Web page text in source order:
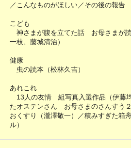
／こんなものがほしい／その後の報告
こども
神さまが腹を立てた話 お母さまが
一枝、藤城清治）
健康
虫の読本（松林久吉）
あれこれ
13人の友情 組写真入選作品（伊藤
たオステンさん お母さまのさんすう
おくすり（瀧澤敬一）／積みすぎた箱
ル）